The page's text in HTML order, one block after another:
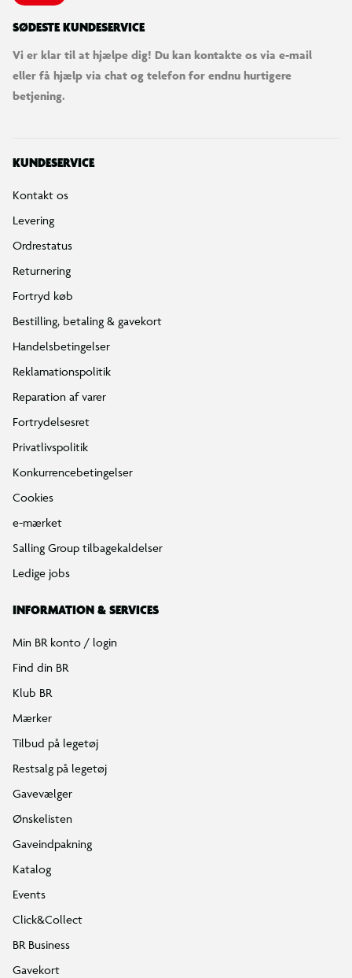
SØDESTE KUNDESERVICE
Vi er klar til at hjælpe dig! Du kan kontakte os via e-mail
eller få hjælp via chat og telefon for endnu hurtigere
betjening.
KUNDESERVICE
Kontakt os
Levering
Ordrestatus
Returnering
Fortryd køb
Bestilling, betaling & gavekort
Handelsbetingelser
Reklamationspolitik
Reparation af varer
Fortrydelsesret
Privatlivspolitik
Konkurrencebetingelser
Cookies
e-mærket
Salling Group tilbagekaldelser
Ledige jobs
INFORMATION & SERVICES
Min BR konto / login
Find din BR
Klub BR
Mærker
Tilbud på legetøj
Restsalg på legetøj
Gavevælger
Ønskelisten
Gaveindpakning
Katalog
Events
Click&Collect
BR Business
Gavekort